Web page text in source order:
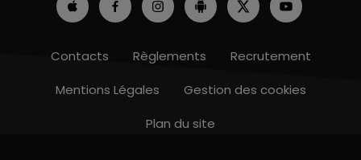
Contacts Règlements
Recrutement
Mentions Légales
Gestion des cookies
Plan du site